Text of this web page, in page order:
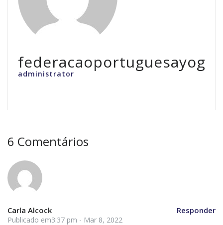
administrator
6 Comentários
Responder
Carla Alcock
Publicado em3:37 pm - Mar 8, 2022